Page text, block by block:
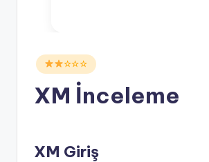
Posted
in
☆☆☆
XM İnceleme
XM Giriş